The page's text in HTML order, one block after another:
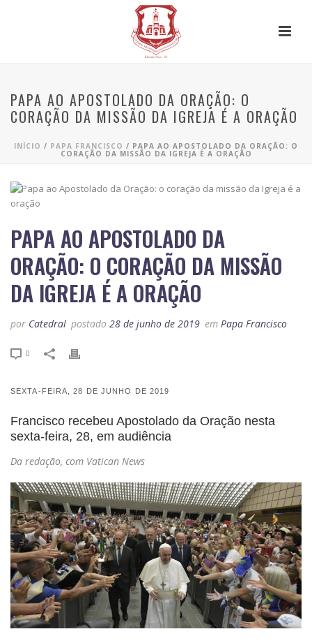
PAPA AO APOSTOLADO DA ORAÇÃO: O
CORAÇÃO DA MISSÃO DA IGREJA É A ORAÇÃO
INÍCIO / PAPA FRANCISCO / PAPA AO APOSTOLADO DA ORAÇÃO: O
CORAÇÃO DA MISSÃO DA IGREJA É A ORAÇÃO
PAPA AO APOSTOLADO DA
ORAÇÃO: O CORAÇÃO DA MISSÃO
DA IGREJA É A ORAÇÃO
por Catedral postado 28 de junho de 2019 em Papa Francisco
0
SEXTA-FEIRA, 28 DE JUNHO DE 2019
Francisco recebeu Apostolado da Oração nesta
sexta-feira, 28, em audiência
Da redação, com Vatican News